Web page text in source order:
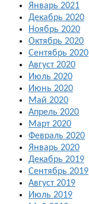
Январь 2021
Декабрь 2020
Ноябрь 2020
Октябрь 2020
Сентябрь 2020
Август 2020
Июль 2020
Июнь 2020
Май 2020
Апрель 2020
Март 2020
Февраль 2020
Январь 2020
Декабрь 2019
Сентябрь 2019
Август 2019
Июль 2019